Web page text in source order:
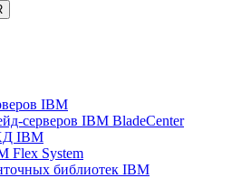
IBM
серверов IBM BladeCenter
IBM
Flex System
библиотек IBM